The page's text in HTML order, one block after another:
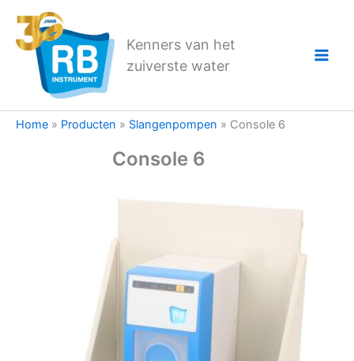
naar
Kenners van het
zuiverste water
Home » Producten » Slangenpompen » Console 6
Console 6